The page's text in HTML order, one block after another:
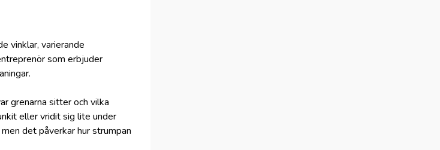
vinklar, varierande
som erbjuder
grenarna sitter och vilka
eller vridit sig lite under
det påverkar hur strumpan